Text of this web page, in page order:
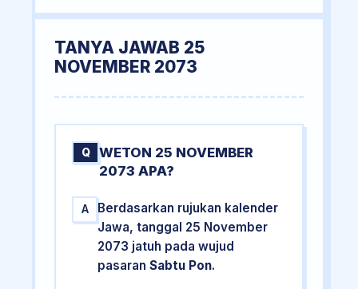
TANYA JAWAB 25
NOVEMBER 2073
Q
WETON 25 NOVEMBER
2073 APA?
A
Berdasarkan rujukan kalender
Jawa, tanggal 25 November
2073 jatuh pada wujud
pasaranSabtu Pon.